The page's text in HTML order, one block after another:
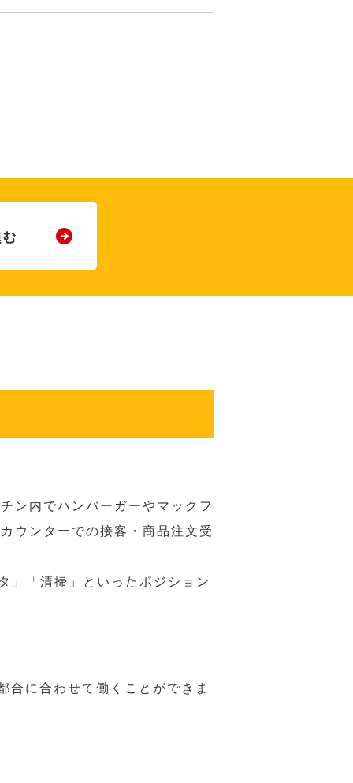
ン内でハンバーガーやマックフ
ウンターでの接客・商品注文受
」「清掃」といったポジション
合に合わせて働くことができま